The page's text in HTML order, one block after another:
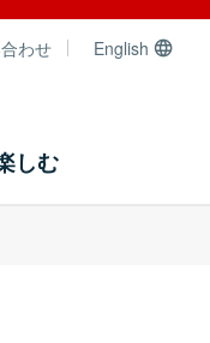
わせ English
しむ